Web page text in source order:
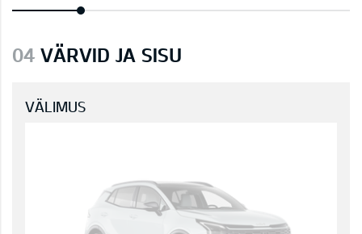
04 VÄRVID JA SISU
VÄLIMUS